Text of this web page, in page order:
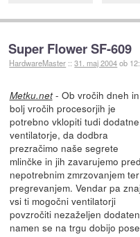
Super Flower SF-609
HardwareMaster ::31. maj 2004ob
Metku.net- Ob vročih dneh
bolj vročih procesorjih je
potrebno vklopiti tudi dodatne
ventilatorje, da dodbra
prezračimo naše segrete
mlinčke in jih zavarujemo pred
nepotrebnim zmrzovanjem ter
pregrevanjem. Vendar pa
vsi ti mogočni ventilatorji
povzročiti nezaželjen
namen se na trgu dobijo